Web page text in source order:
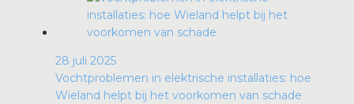
28 juli 2025
Vochtproblemen in elektrische installaties: hoe
Wieland helpt bij het voorkomen van schade